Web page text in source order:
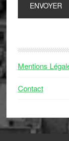
Mentions
Contact